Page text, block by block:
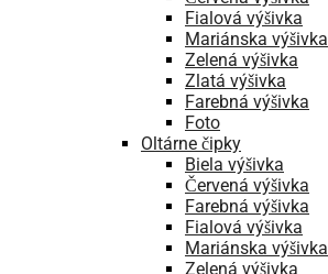
Fialová výšivka
Mariánska výšivka
Zelená výšivka
Zlatá výšivka
Farebná výšivka
Foto
Oltárne čipky
Biela výšivka
Červená výšivka
Farebná výšivka
Fialová výšivka
Mariánska výšivka
Zelená výšivka